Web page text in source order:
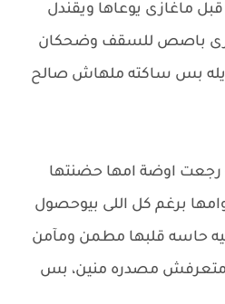
ماغازى يوعاها ويقندل
باصص للسقف وضحكان
بس ساكته ملهاش صالح
رجعت اوضة امها حضنتها
برغم كل اللى بيوحصول
حاسه قلبها مطمن ومآمن
متعرفش مصدره منين، بس